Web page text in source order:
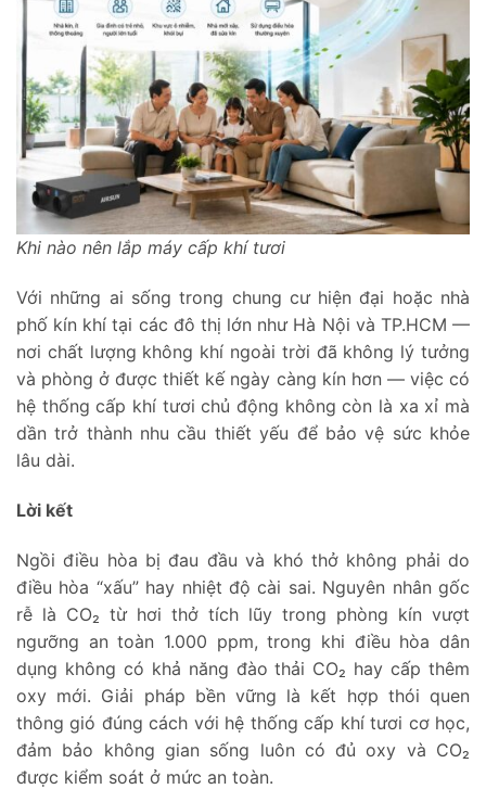
Khi nào nên lắp máy cấp khí tươi
Với những ai sống trong chung cư hiện đại hoặc nhà
phố kín khí tại các đô thị lớn như Hà Nội và TP.HCM —
nơi chất lượng không khí ngoài trời đã không lý tưởng
và phòng ở được thiết kế ngày càng kín hơn — việc có
hệ thống cấp khí tươi chủ động không còn là xa xỉ mà
dần trở thành nhu cầu thiết yếu để bảo vệ sức khỏe
lâu dài.
Lời kết
Ngồi điều hòa bị đau đầu và khó thở không phải do
điều hòa “xấu” hay nhiệt độ cài sai. Nguyên nhân gốc
rễ là CO₂ từ hơi thở tích lũy trong phòng kín vượt
ngưỡng an toàn 1.000 ppm, trong khi điều hòa dân
dụng không có khả năng đào thải CO₂ hay cấp thêm
oxy mới. Giải pháp bền vững là kết hợp thói quen
thông gió đúng cách với hệ thống cấp khí tươi cơ học,
đảm bảo không gian sống luôn có đủ oxy và CO₂
được kiểm soát ở mức an toàn.